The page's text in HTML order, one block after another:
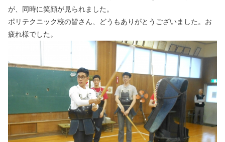
が、同時に笑顔が見られました。
ポリテクニック校の皆さん、どうもありがとうございました。お
疲れ様でした。